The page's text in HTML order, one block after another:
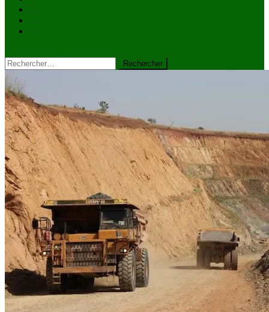
Rechercher :